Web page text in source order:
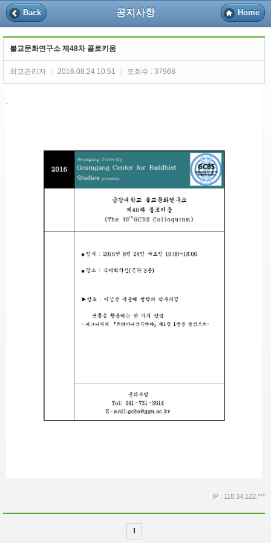
Back 공지사항 Home
불교문화연구소 제48차 콜로키움
최고관리자 2016.08.24 10:51 조회수 : 37968
.
IP : 118.34.122.***
1